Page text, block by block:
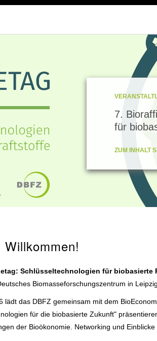
7.
für
ZUM INHALT
Willkommen!
Schlüsseltechnologien für biobasierte
Biomasseforschungszentrum in Leipzig
lädt das DBFZ gemeinsam mit dem
für die biobasierte Zukunft"
der Bioökonomie. Networking und